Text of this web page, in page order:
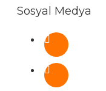
Sosyal Medya